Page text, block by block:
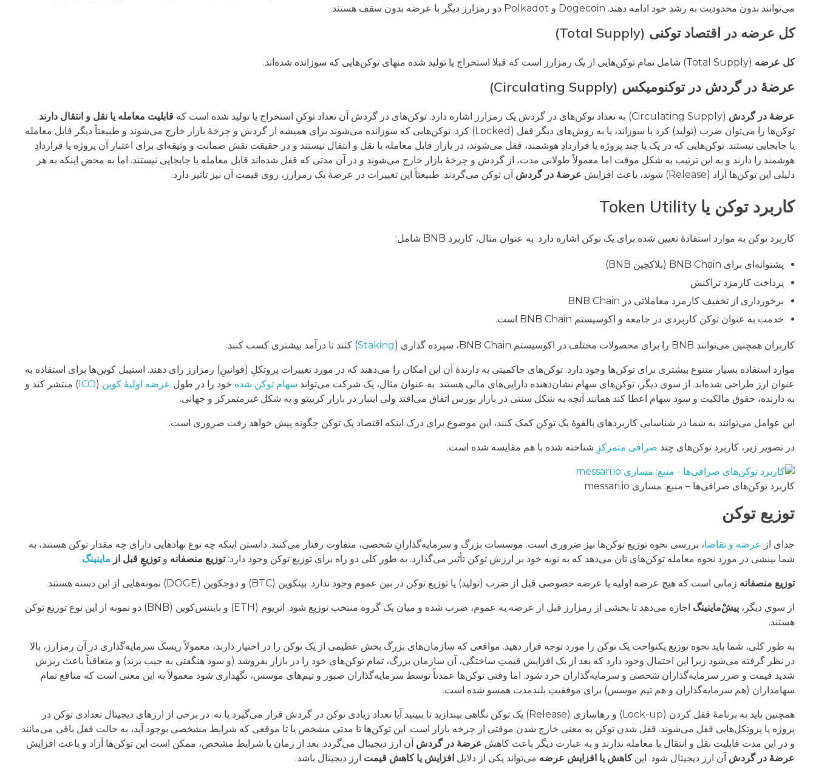
می‌توانند بدون محدودیت به رشدِ خود ادامه دهند. Dogecoin و Polkadot دو رمزارز دیگر با عرضه بدون سقف هستند.
کل عرضه در اقتصاد توکنی (Total Supply)
کل عرضه (Total Supply) شامل تمام توکن‌هایی از یک رمزارز است که قبلا استخراج یا تولید شده منهای توکن‌هایی که سوزانده شده‌اند.
عرضۀ در گردش در توکنومیکس (Circulating Supply)
عرضۀ در گردش (Circulating Supply) به تعداد توکن‌های در گردش یک رمزارز اشاره دارد. توکن‌های در گردش آن تعداد توکنِ استخراج یا تولید شده است که قابلیت معامله یا نقل و انتقال دارند.
توکن‌ها را می‌توان ضرب (تولید) کرد یا سوزاند، یا به روش‌های دیگر قفل (Locked) کرد. توکن‌هایی که سوزانده می‌شوند برای همیشه از گردش و چرخۀ بازار خارج می‌شوند و طبیعتاً دیگر قابل معامله
یا جابجایی نیستند. توکن‌هایی که در یک یا چند پروژه یا قراردادِ هوشمند، قفل می‌شوند، در بازار قابل معامله یا نقل و انتقال نیستند و در حقیقت نقش ضمانت و وثیقه‌ای برای اعتبار آن پروژه یا قراردادِ
هوشمند را دارند و به این ترتیب به شکل موقت اما معمولاً طولانی مدت، از گردش و چرخۀ بازار خارج می‌شوند و در آن مدتی که قفل شده‌اند قابل معامله یا جابجایی نیستند. اما به محض اینکه به هر
دلیلی این توکن‌ها آزاد (Release) شوند، باعث افزایش
عرضۀ در گردش آن توکن می‌گردند. طبیعتاً این تغییرات در عرضۀ یک رمزارز، روی قیمت آن نیز تاثیر دارد.
کاربرد توکن یا Token Utility
کاربرد توکن به موارد استفادۀ تعیین شده برای یک توکن اشاره دارد. به عنوان مثال، کاربرد BNB شامل:
پشتوانه‌ای برای BNB Chain (بلاکچین BNB)
پرداخت کارمزد تراکنش
برخورداری از تخفیف کارمزد معاملاتی در BNB Chain
خدمت به عنوان توکن کاربردی در جامعه و اکوسیستم BNB Chain است.
کاربران همچنین می‌توانند BNB را برای محصولات مختلف در اکوسیستم BNB Chain، سپرده گذاری ( Staking) کنند تا درآمد بیشتری کسب کنند.
موارد استفاده بسیار متنوع بیشتری برای توکن‌ها وجود دارد. توکن‌های حاکمیتی به دارندۀ آن این امکان را می‌دهند که در مورد تغییرات پروتکلِ (قوانینِ) رمزارز رای دهند. استیبل کوین‌ها برای استفاده به
عنوان ارز طراحی شده‌اند. از سوی دیگر، توکن‌های سهام نشان‌دهنده دارایی‌های مالی هستند. به عنوان مثال، یک شرکت می‌تواند سهام توکن شده خود را در طول عرضه اولیۀ کوین (
ICO) منتشر کند و
به دارنده، حقوق مالکیت و سود سهام اعطا کند همانند آنچه به شکل سنتی در بازار بورس اتفاق می‌افتد ولی اینبار در بازار کریپتو و به شکل غیرمتمرکز و جهانی.
این عوامل می‌توانند به شما در شناسایی کاربردهای بالقوۀ یک توکن کمک کنند، این موضوع برای درک اینکه اقتصاد یک توکن چگونه پیش خواهد رفت ضروری است.
در تصویر زیر، کاربرد توکن‌های چند صرافی متمرکز ِِ شناخته شده با هم مقایسه شده است.
کاربرد توکن‌های صرافی‌ها – منبع: مساری messari.io
توزیع توکن
جدای از عرضه و تقاضا، بررسی نحوه توزیع توکن‌ها نیز ضروری است. موسسات بزرگ و سرمایه‌گذارانِ شخصی، متفاوت رفتار می‌کنند. دانستن اینکه چه نوع نهادهایی دارای چه مقدار توکن هستند، به
شما بینشی در مورد نحوه معامله توکن‌های تان می‌دهد که به نوبه خود بر ارزش توکن تأثیر می‌گذارد. به طور کلی دو راه برای توزیع توکن وجود دارد:توزیع منصفانه وتوزیعِ قبل از ماینینگ.
توزیع منصفانه زمانی است که هیچ عرضه اولیه یا عرضه خصوصی قبل از ضرب (تولید) یا توزیع توکن در بین عموم وجود ندارد. بیتکوین (BTC) و دوجکوین (DOGE) نمونه‌هایی از این دسته هستند.
از سوی دیگر، پیشْ‌ماینینگ
اجازه می‌دهد تا بخشی از رمزارز قبل از عرضه به عموم، ضرب شده و میان یک گروه منتخب توزیع شود. اتریوم (ETH) و بایننس‌کوین (BNB) دو نمونه از این نوع توزیع توکن
هستند.
به طور کلی، شما باید نحوه توزیع یکنواخت یک توکن را مورد توجه قرار دهید. مواقعی که سازمان‌های بزرگ بخش عظیمی از یک توکن را در اختیار دارند، معمولاً ریسک سرمایه‌گذاری در آن رمزارز، بالا
در نظر گرفته می‌شود زیرا این احتمال وجود دارد که بعد از یک افزایش قیمتِ ساختگی، آن سازمان بزرگ، تمام توکن‌های خود را در بازار بفروشد (و سود هنگفتی به جیب بزند) و متعاقباً باعث ریزش
شدید قیمت و ضرر سرمایه‌گذاران شخصی و سرمایه‌گذاران خرد شود. اما وقتی توکن‌ها عمدتاً توسط سرمایه‌گذاران صبور و تیم‌های موسس، نگهداری شود معمولاً به این معنی است که منافع تمام
سهامداران (هم سرمایه‌گذاران و هم تیم موسس) برای موفقیتِ بلندمدت همسو شده است.
همچنین باید به برنامۀ قفل کردن (Lock-up) و رهاسازی (Release) یک توکن نگاهی بیندازید تا ببینید آیا تعداد زیادی توکن در گردش قرار می‌گیرد یا نه. در برخی از ارزهای دیجیتال تعدادی توکن در
پروژه یا پروتکل‌هایی قفل می‌شوند. قفل شدن توکن به معنی خارج شدن موقتی از چرخه بازار است. این توکن‌ها تا مدتی مشخص یا تا موقعی که شرایط مشخصی بوجود آید، به حالت قفل باقی می‌مانند
و در این مدت قابلیت نقل و انتقال یا معامله ندارند و به عبارت دیگر باعث کاهش عرضۀ در گردش آن ارز دیجیتال می‌گردد. بعد از زمان یا شرایط مشخص، ممکن است این توکن‌ها آزاد و باعث افزایش
عرضۀ در گردش آن ارز دیجیتال شود. اینکاهش یا افزایش عرضه می‌تواند یکی از دلایل افزایش یا کاهش قیمت ارز دیجیتال باشد.